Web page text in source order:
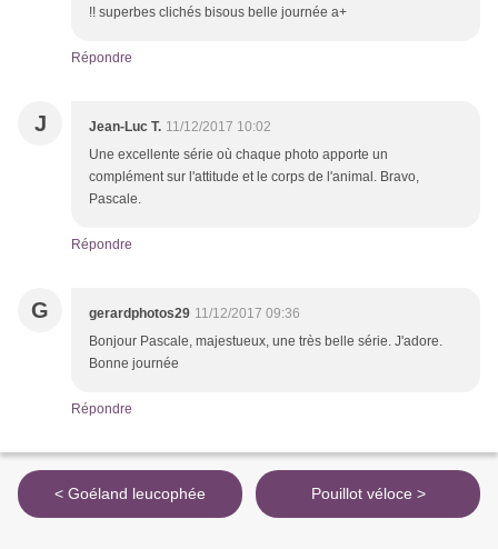
!! superbes clichés bisous belle journée a+
Répondre
J Jean-Luc T. 11/12/2017 10:02
Une excellente série où chaque photo apporte un
complément sur l'attitude et le corps de l'animal. Bravo,
Pascale.
Répondre
G gerardphotos29 11/12/2017 09:36
Bonjour Pascale, majestueux, une très belle série. J'adore.
Bonne journée
Répondre
< Goéland leucophée Pouillot véloce >